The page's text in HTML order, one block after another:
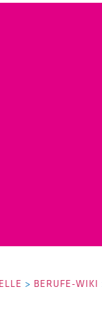
> BERUFE-WIKI